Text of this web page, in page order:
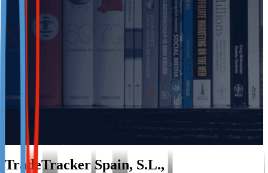
Not already our Publisher?
Sign up here
TradeTracker Spain, S.L.,